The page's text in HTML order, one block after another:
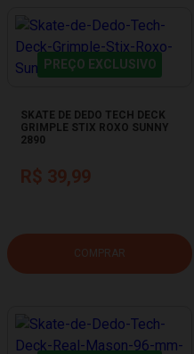
PREÇO EXCLUSIVO
SKATE DE DEDO TECH DECK
GRIMPLE STIX ROXO SUNNY
2890
R$ 39,99
COMPRAR